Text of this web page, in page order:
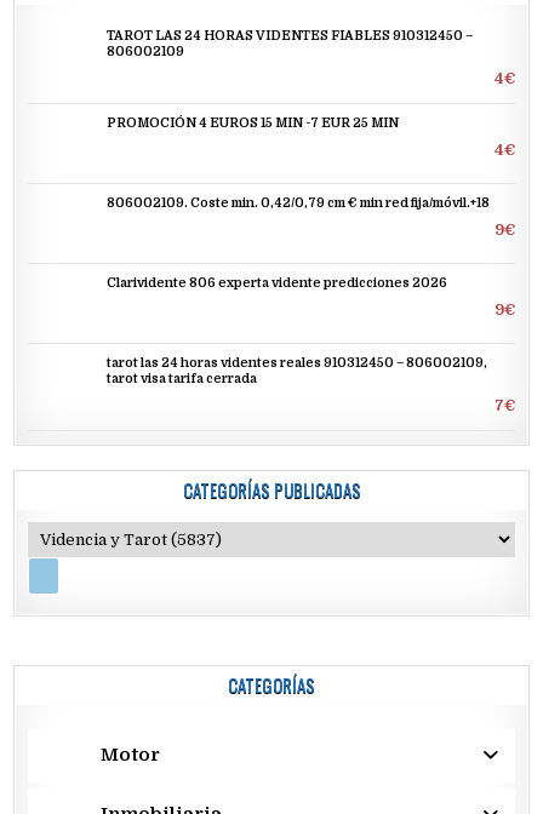
TAROT LAS 24 HORAS VIDENTES FIABLES 910312450 –
806002109
4€
PROMOCIÓN 4 EUROS 15 MIN -7 EUR 25 MIN
4€
806002109. Coste min. 0,42/0,79 cm € min red fija/móvil.+18
9€
Clarividente 806 experta vidente predicciones 2026
9€
tarot las 24 horas videntes reales 910312450 – 806002109,
tarot visa tarifa cerrada
7€
CATEGORÍAS PUBLICADAS
CATEGORÍAS
Motor